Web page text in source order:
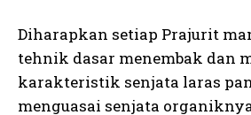
Diharapkan setiap Prajurit
tehnik dasar menembak dan
karakteristik senjata laras
menguasai senjata